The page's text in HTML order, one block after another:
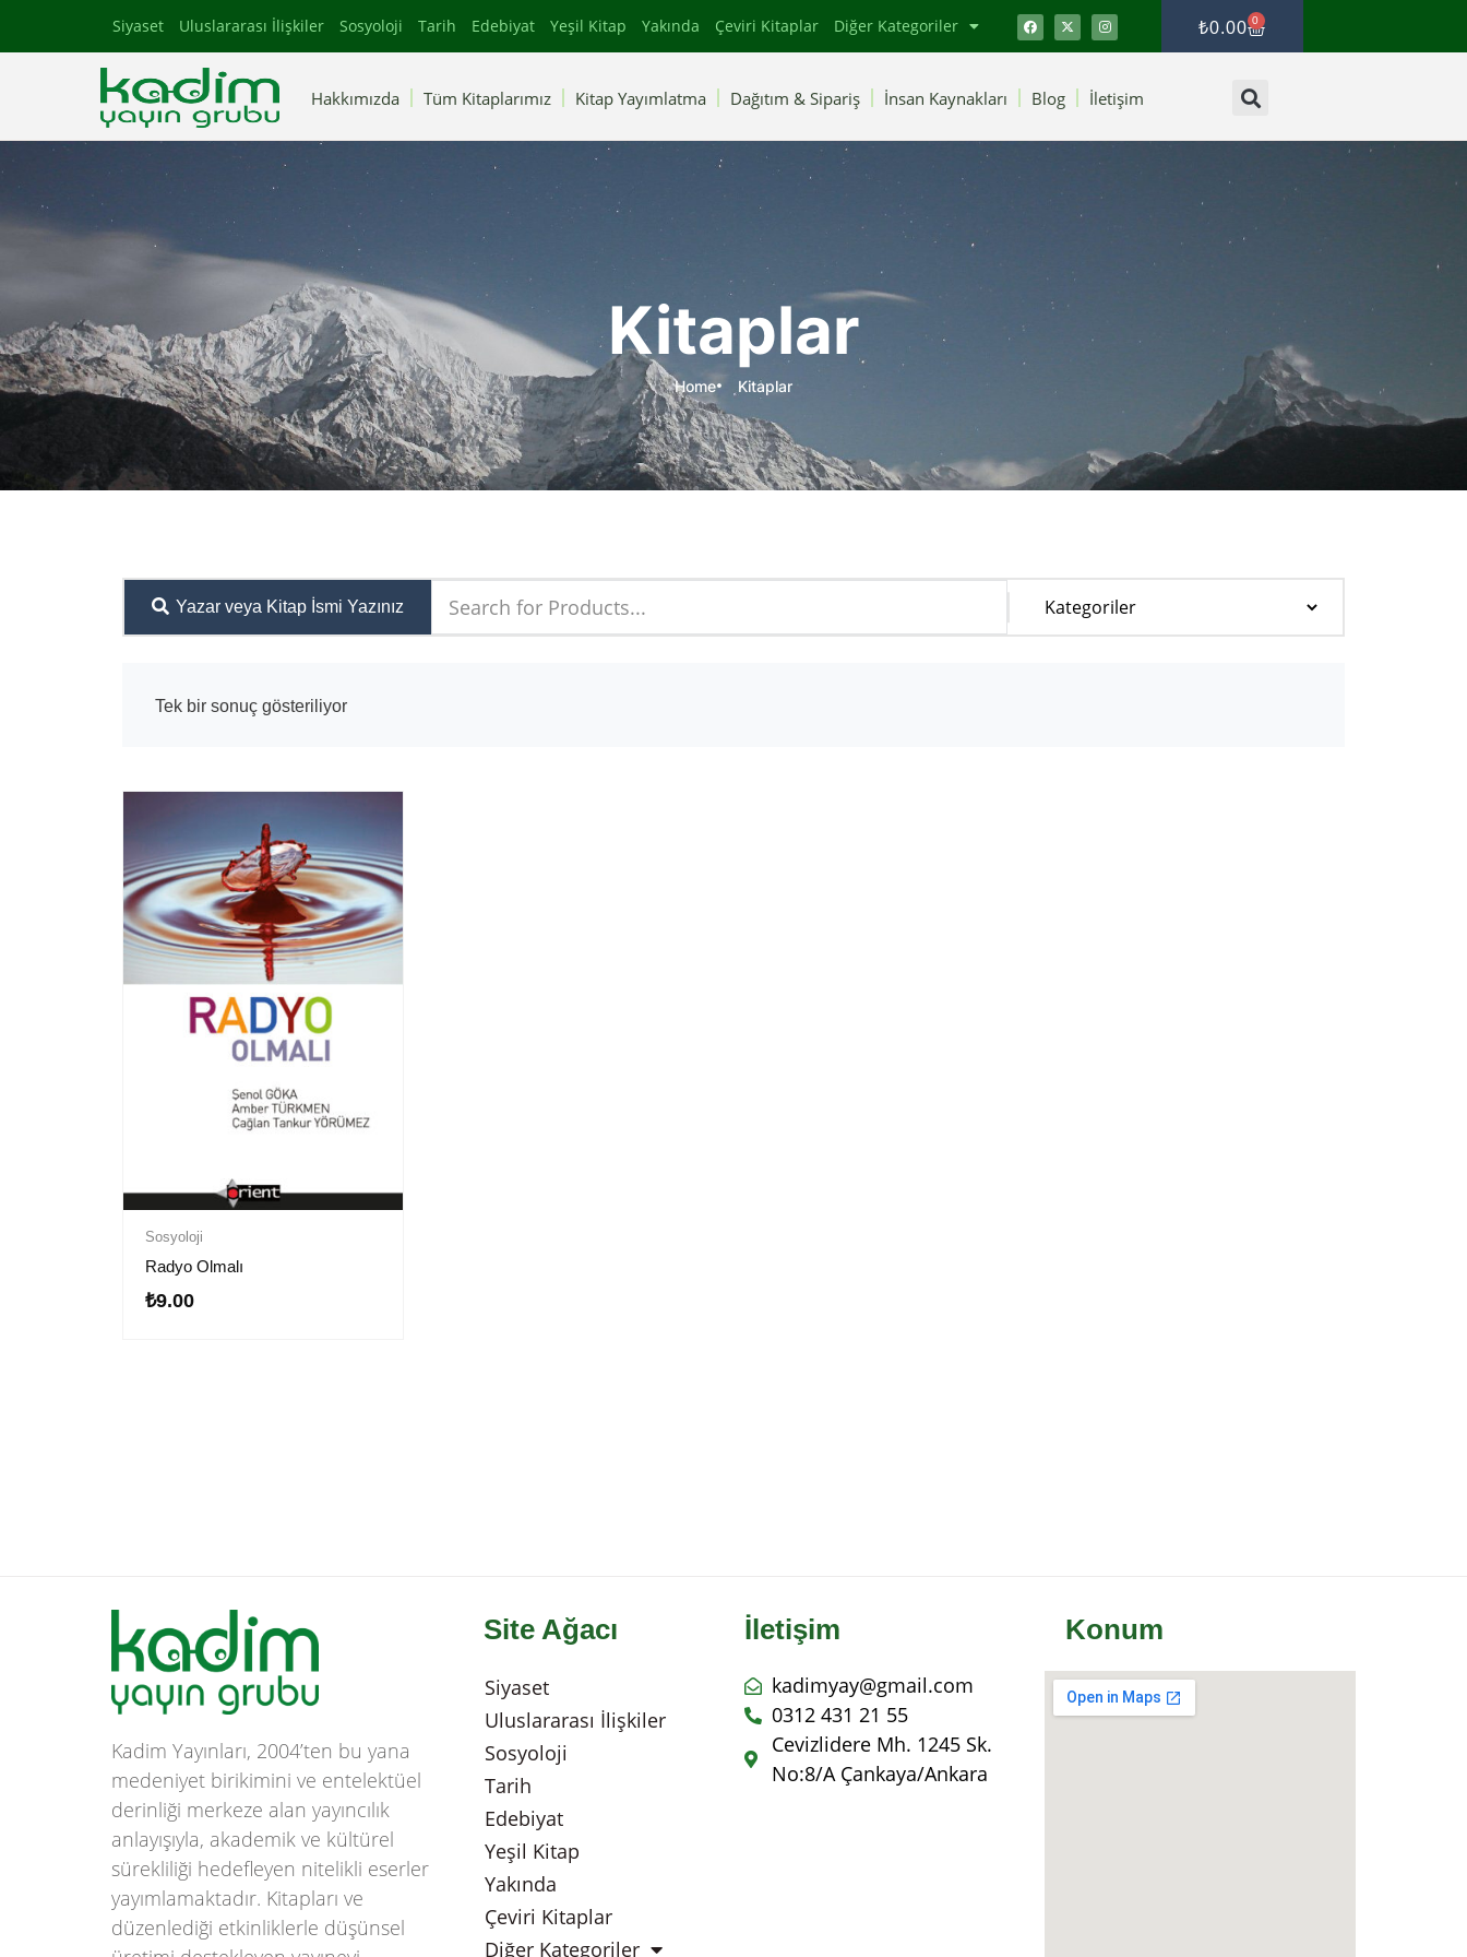
Siyaset Uluslararası İlişkiler Sosyoloji Tarih Edebiyat Yeşil Kitap Yakında Çeviri Kitaplar Diğer Kategoriler ₺0.00 0
Hakkımızda Tüm Kitaplarımız Kitap Yayımlatma Dağıtım & Sipariş İnsan Kaynakları Blog İletişim
Kitaplar
Home Kitaplar
Yazar veya Kitap İsmi Yazınız
Tek bir sonuç gösteriliyor
Sosyoloji
Radyo Olmalı
₺9.00
Kadim Yayınları, 2004’ten bu yana
medeniyet birikimini ve entelektüel
derinliği merkeze alan yayıncılık
anlayışıyla, akademik ve kültürel
sürekliliği hedefleyen nitelikli eserler
yayımlamaktadır. Kitapları ve
düzenlediği etkinliklerle düşünsel
Site Ağacı
Siyaset
Uluslararası İlişkiler
Sosyoloji
Tarih
Edebiyat
Yeşil Kitap
Yakında
Çeviri Kitaplar
Diğer Kategoriler
İletişim
kadimyay@gmail.com
0312 431 21 55
Cevizlidere Mh. 1245 Sk.
No:8/A Çankaya/Ankara
Konum